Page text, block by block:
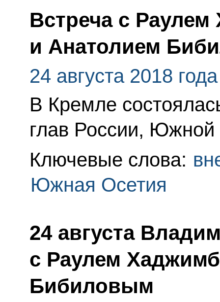
Встреча с
и Анатолием
24 августа 2018 года
В Кремле
глав России,
Ключевые слова:
Южная Осетия
24 августа
с Раулем
Бибиловым